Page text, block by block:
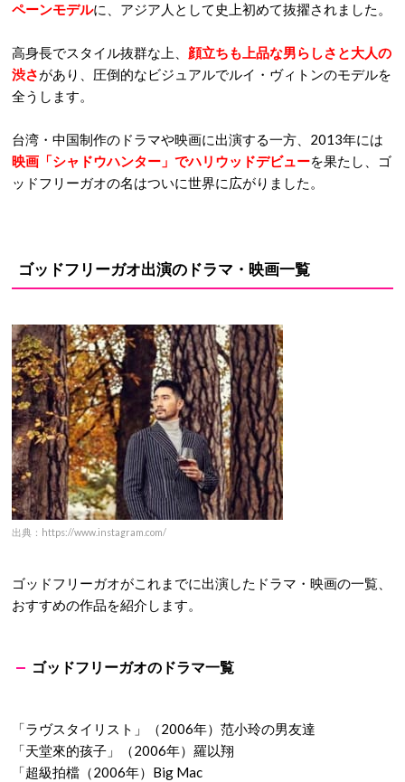
ペーンモデルに、アジア人として史上初めて抜擢されました。
高身長でスタイル抜群な上、 顔立ちも上品な男らしさと大人の
渋さがあり、圧倒的なビジュアルでルイ・ヴィトンのモデルを
全うします。
台湾・中国制作のドラマや映画に出演する一方、2013年には
映画「シャドウハンター」でハリウッドデビューを果たし、ゴ
ッドフリーガオの名はついに世界に広がりました。
ゴッドフリーガオ出演のドラマ・映画一覧
出典：https://www.instagram.com/
ゴッドフリーガオがこれまでに出演したドラマ・映画の一覧、
おすすめの作品を紹介します。
ゴッドフリーガオのドラマ一覧
「ラヴスタイリスト」（2006年）范小玲の男友達
「天堂來的孩子」（2006年）羅以翔
「超級拍檔（2006年）Big Mac